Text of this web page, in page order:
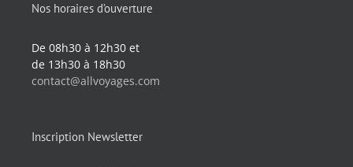
Nos horaires d’ouverture
De 08h30 à 12h30 et
de 13h30 à 18h30
contact@allvoyages.com
Inscription Newsletter